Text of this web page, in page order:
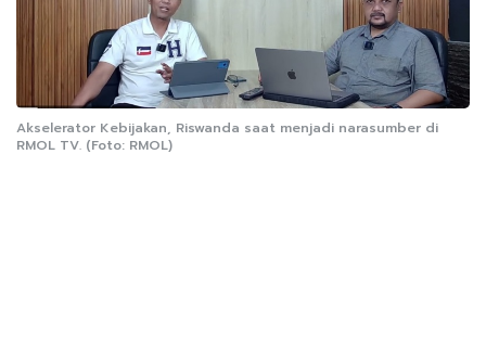
Akselerator Kebijakan, Riswanda saat menjadi narasumber di
RMOL TV. (Foto: RMOL)